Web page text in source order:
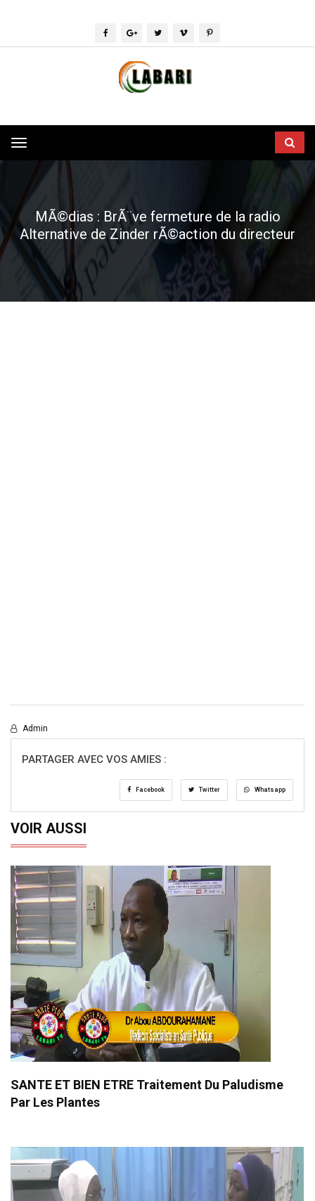
Toggle
navigation
MÃ©dias : BrÃ¨ve fermeture de la radio
Alternative de Zinder rÃ©action du directeur
Admin
PARTAGER AVEC VOS AMIES :
Facebook Twitter Whatsapp
VOIR AUSSI
SANTE ET BIEN ETRE Traitement Du Paludisme
Par Les Plantes